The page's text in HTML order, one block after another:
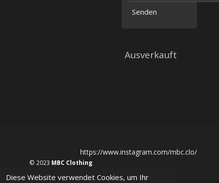
Diese Website verwendet Cookies, um Ihr
Senden
Ausverkauft
https://www.instagram.com/mbc.clo/
© 2023 MBC Clothing